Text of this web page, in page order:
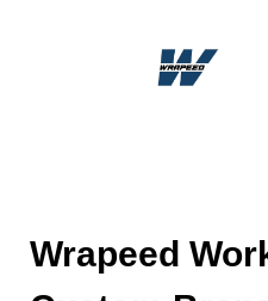
Wrapeed